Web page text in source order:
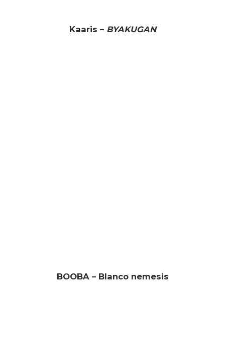
Kaaris – BYAKUGAN
BOOBA – Blanco nemesis